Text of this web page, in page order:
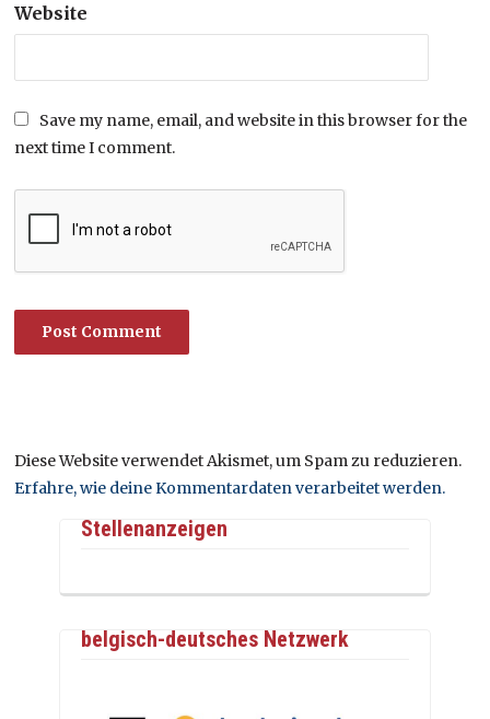
Website
Save my name, email, and website in this browser for the
next time I comment.
Diese Website verwendet Akismet, um Spam zu reduzieren.
Erfahre, wie deine Kommentardaten verarbeitet werden.
Stellenanzeigen
belgisch-deutsches Netzwerk